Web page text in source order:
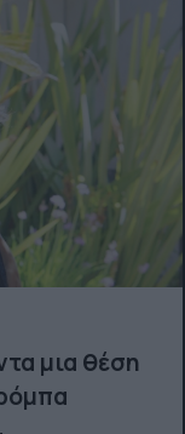
μια θέση